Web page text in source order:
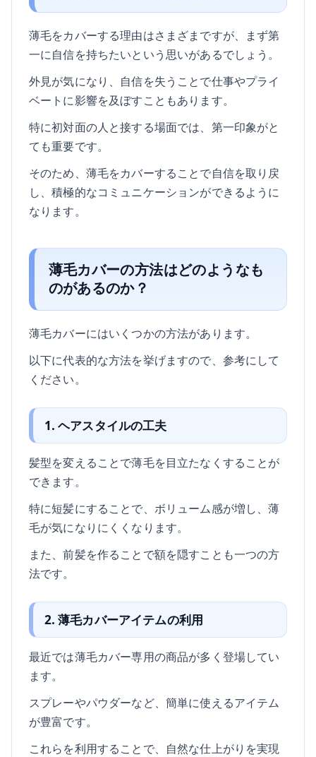
薄毛をカバーする理由はさまざまですが、まず第
一に自信を持ちたいという思いがあるでしょう。
外見が気になり、自信を失うことで仕事やプライ
ベートに影響を及ぼすこともあります。
特に初対面の人と接する場面では、第一印象がと
ても重要です。
そのため、薄毛をカバーすることで自信を取り戻
し、積極的なコミュニケーションができるように
なります。
薄毛カバーの方法はどのようなも
のがあるのか？
薄毛カバーにはいくつかの方法があります。
以下に代表的な方法を挙げますので、参考にして
ください。
1. ヘアスタイルの工夫
髪型を変えることで薄毛を目立たなくすることが
できます。
特に短髪にすることで、ボリューム感が増し、薄
毛が気になりにくくなります。
また、前髪を作ることで額を隠すことも一つの方
法です。
2. 薄毛カバーアイテムの利用
最近では薄毛カバー専用の商品が多く登場してい
ます。
スプレーやパウダーなど、簡単に使えるアイテム
が豊富です。
これらを利用することで、自然な仕上がりを実現